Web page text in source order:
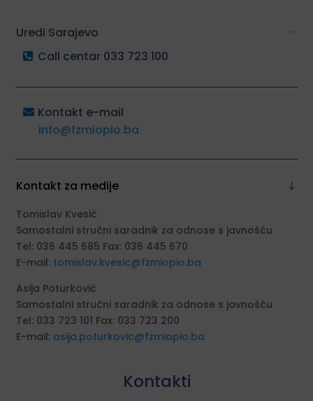
Uredi Sarajevo
Call centar 033 723 100
Kontakt e-mail
info@fzmiopio.ba
Kontakt za medije
Tomislav Kvesić
Samostalni stručni saradnik za odnose s javnošću
Tel: 036 445 685 Fax: 036 445 670
E-mail: tomislav.kvesic@fzmiopio.ba
Asija Poturković
Samostalni stručni saradnik za odnose s javnošću
Tel: 033 723 101 Fax: 033 723 200
E-mail: asija.poturkovic@fzmiopio.ba
Kontakti